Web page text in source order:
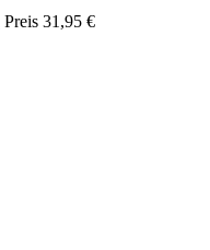
Preis 31,95 €